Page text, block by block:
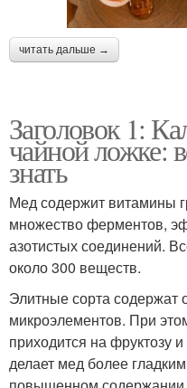
читать дальше →
Заголовок 1:
чайной ложке:
знать
Мед содержит витамины
множество ферментов,
азотистых соединений.
около 300 веществ.
Элитные сорта содержат
микроэлементов. При
приходится на фруктозу
делает мед более